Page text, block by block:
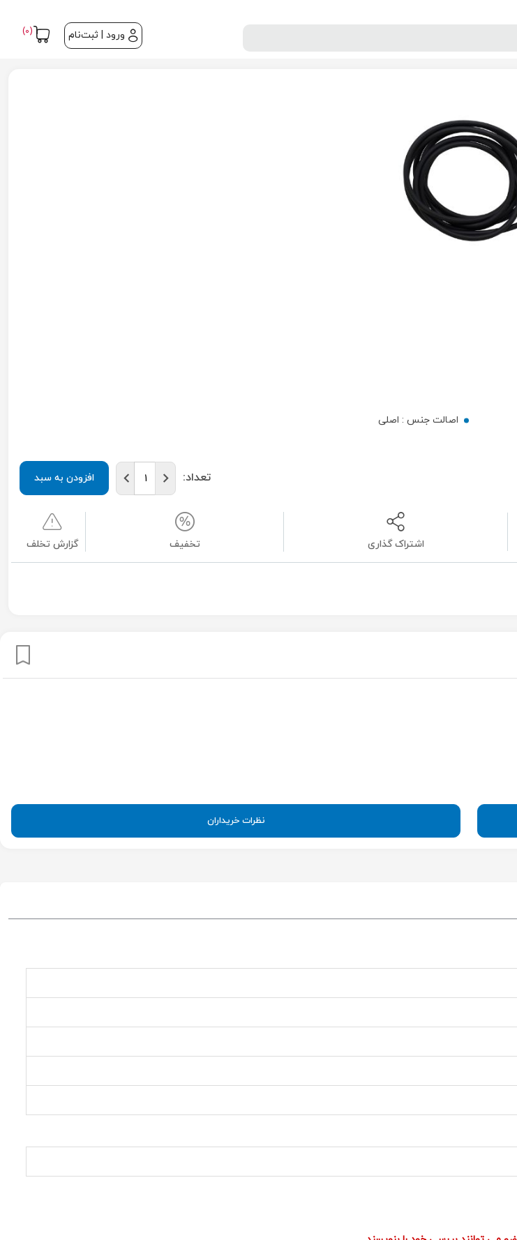
ورود | ثبت‌نام (0)
اصالت جنس : اصلی
تعداد: افزودن به سبد
اشتراک گذاری تخفیف گزارش تخلف
نظرات خریداران